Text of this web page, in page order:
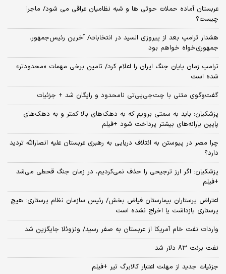
عربستان آماده حملات حوثی ها و شبه نظامیان عراقی می شود/ ماجرا
چیست؟
هشدار ترامپ بعد از پیروزی السید در انتخابات/ آخرین رئیس‌جمهور،
جمهوری‌خواه خواهم بود
ترامپ زمان پایان جنگ ایران را اعلام کرد/ تامین برخی مهمات «محدودتر»
شده است
گفت‌وگوی متنی با چت‌جی‌پی‌تی نامحدود و رایگان شد + جزئیات
پزشکیان: باید به سمتی برویم که به دهک‌های بالا کمتر و به دهک‌های
پایین یارانه‌های بیشتر پرداخت شود +فیلم
چرا مصر در پیوستن به ائتلاف دریایی به رهبری عربستان علیه انصارالله تردید
دارد؟
پزشکیان: اگر ارز ترجیحی را حذف نمی‌کردیم، در زمان جنگ قحطی می‌شد
+فیلم
اعتراض پرستاران بیمارستان فیاض بخش/ رئیس سازمان نظام پرستاری: هیچ
پرستاری بازداشت یا اخراج نشده است
واردات نفت خام آمریکا از عربستان به صفر رسید/ ونزوئلا جایگزین شد
نفت برنت ۸۳ دلار شد
جزئیات جدید از مهلت اعتبار کالابرگ تیر +فیلم